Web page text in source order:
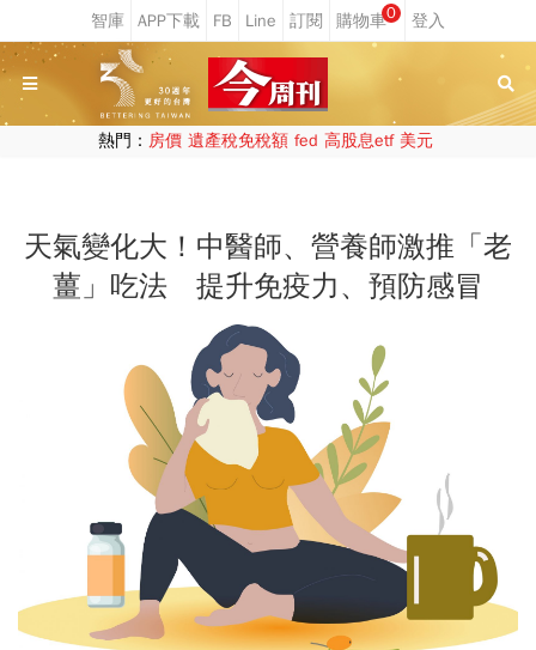
0
熱門： 房價 遺產稅免稅額 fed 高股息etf 美元
天氣變化大！中醫師、營養師激推「老
薑」吃法 提升免疫力、預防感冒